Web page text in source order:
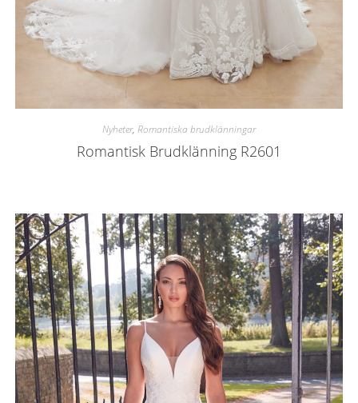
Nyheter, Romantiska brudklänningar
Romantisk Brudklänning R2601